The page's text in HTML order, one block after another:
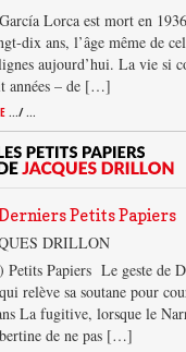
Lorca est mort en
dix ans, l’âge même de
aujourd’hui. La vie si
années – de […]
.../ ...
Petits Papiers
DRILLON
Petits Papiers Le geste de
relève sa soutane pour
La fugitive, lorsque le
de ne pas […]